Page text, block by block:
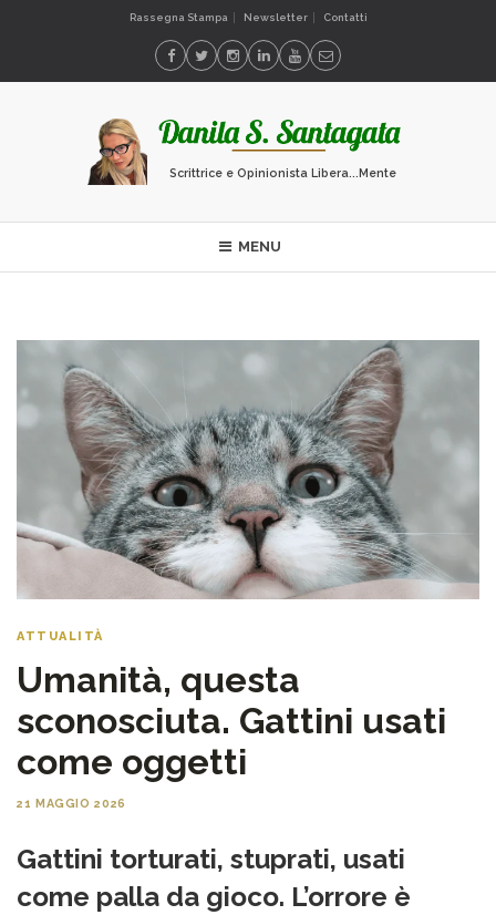
Rassegna Stampa Newsletter Contatti
Scrittrice e Opinionista Libera...Mente
MENU
ATTUALITÀ
Umanità, questa
sconosciuta. Gattini usati
come oggetti
21 MAGGIO 2026
Gattini torturati, stuprati, usati
come palla da gioco. L’orrore è